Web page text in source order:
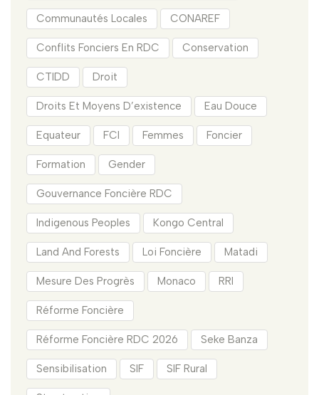
Communautés Locales CONAREF
Conflits Fonciers En RDC Conservation
CTIDD Droit
Droits Et Moyens D’existence Eau Douce
Equateur FCI Femmes Foncier
Formation Gender
Gouvernance Foncière RDC
Indigenous Peoples Kongo Central
Land And Forests Loi Foncière Matadi
Mesure Des Progrès Monaco RRI
Réforme Foncière
Réforme Foncière RDC 2026 Seke Banza
Sensibilisation SIF SIF Rural